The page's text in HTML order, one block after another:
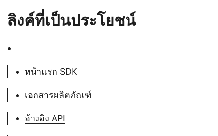
ลิงค์ที่เป็นประโยชน์
หน้าแรก SDK
เอกสารผลิตภัณฑ์
อ้างอิง API